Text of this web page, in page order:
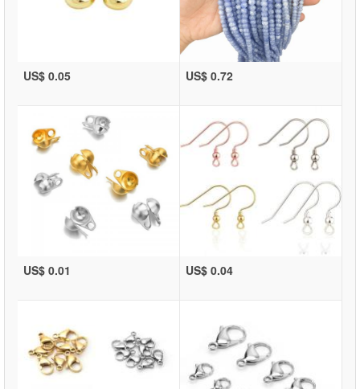
US$ 0.05 US$ 0.72
US$ 0.01 US$ 0.04